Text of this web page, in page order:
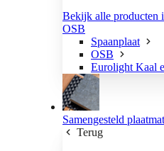
Bekijk alle producten
OSB
Spaanplaat
OSB
Eurolight Kaal
Samengesteld
Terug